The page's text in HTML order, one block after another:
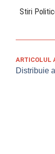
Stiri
ARTICOLUL
Distribuie